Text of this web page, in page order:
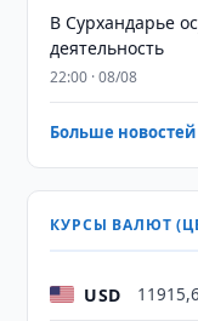
В Сурхандарье
деятельность
22:00 · 08/08
Больше
КУРСЫ ВАЛЮТ
USD